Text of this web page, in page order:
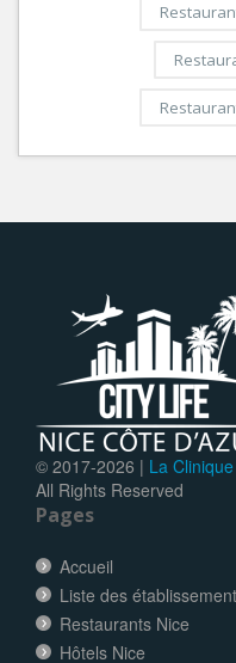
© 2017-2026 | La
All Rights Reserved
Pages
Accueil
Liste des
Restaurants Nice
Hôtels Nice